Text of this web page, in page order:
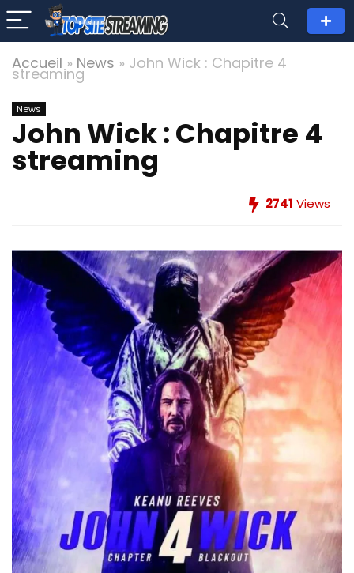
Accueil » News » John Wick : Chapitre 4
streaming
News
John Wick : Chapitre 4
streaming
2741 Views